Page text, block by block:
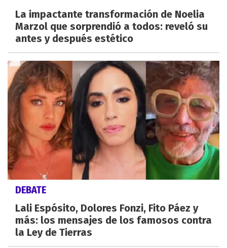
La impactante transformación de Noelia
Marzol que sorprendió a todos: reveló su
antes y después estético
DEBATE
Lali Espósito, Dolores Fonzi, Fito Páez y
más: los mensajes de los famosos contra
la Ley de Tierras